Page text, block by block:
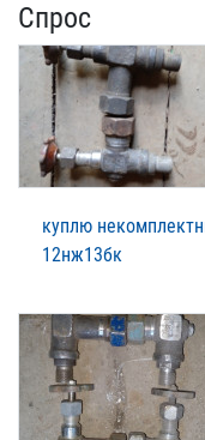
Спрос
куплю
12нж13бк